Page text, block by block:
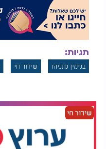
תגיות:
בנימין נתניהו שידור חי
שידור חי